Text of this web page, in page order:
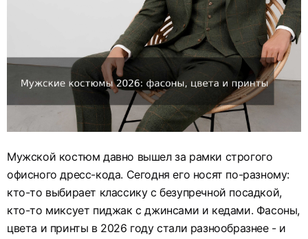
Мужской костюм давно вышел за рамки строгого
офисного дресс-кода. Сегодня его носят по-разному:
кто-то выбирает классику с безупречной посадкой,
кто-то миксует пиджак с джинсами и кедами. Фасоны,
цвета и принты в 2026 году стали разнообразнее - и